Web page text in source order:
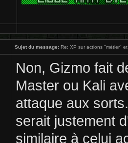
Sujet du message: Re: XP sur actions "métier"
Non, Gizmo fait
Master ou Kali
attaque aux
serait justement
similaire à celui